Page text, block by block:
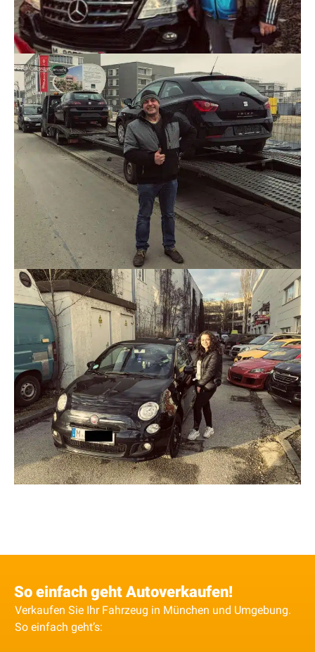
So einfach geht Autoverkaufen!
Verkaufen Sie Ihr Fahrzeug in München und Umgebung.
So einfach geht’s: